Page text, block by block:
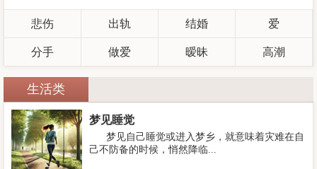
悲伤 出轨 结婚 爱
分手 做爱 暧昧 高潮
生活类
梦见睡觉
梦见自己睡觉或进入梦乡，就意味着灾难在自
己不防备的时候，悄然降临...